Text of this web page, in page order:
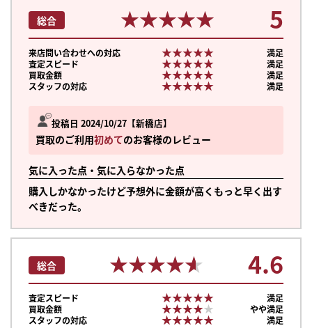
投稿日 2024/10/27 新橋店
買取のご利用初めてのお客様のレビュー
気に入った点・気に入らなかった点
購入しかなかったけど予想外に金額が高くもっと早く出す
べきだった。
総合 ★★★★★
★★★★★ 5
来店問い合わせへの対応 ★★★★★
★★★★★
満足
査定スピード
★★★★★
★★★★★
満足
買取金額
★★★★★
★★★★★
満足
スタッフの対応
★★★★★
★★★★★ 満足
総合 ★★★★★
★★★★★ 4.6
査定スピード ★★★★★
★★★★★
満足
買取金額
★★★★★
★★★★★
やや満足
スタッフの対応
★★★★★
★★★★★ 満足